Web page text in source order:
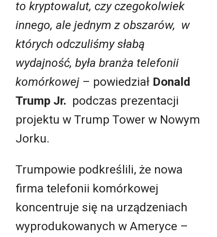
to kryptowalut, czy czegokolwiek
innego, ale jednym z obszarów, w
których odczuliśmy słabą
wydajność, była branża telefonii
komórkowej – powiedział Donald
Trump Jr. podczas prezentacji
projektu w Trump Tower w Nowym
Jorku.
Trumpowie podkreślili, że nowa
firma telefonii komórkowej
koncentruje się na urządzeniach
wyprodukowanych w Ameryce –